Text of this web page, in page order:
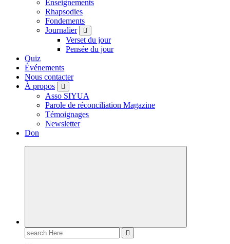
Enseignements
Rhapsodies
Fondements
Journalier
Verset du jour
Pensée du jour
Quiz
Événements
Nous contacter
À propos
Asso SIYUA
Parole de réconciliation Magazine
Témoignages
Newsletter
Don